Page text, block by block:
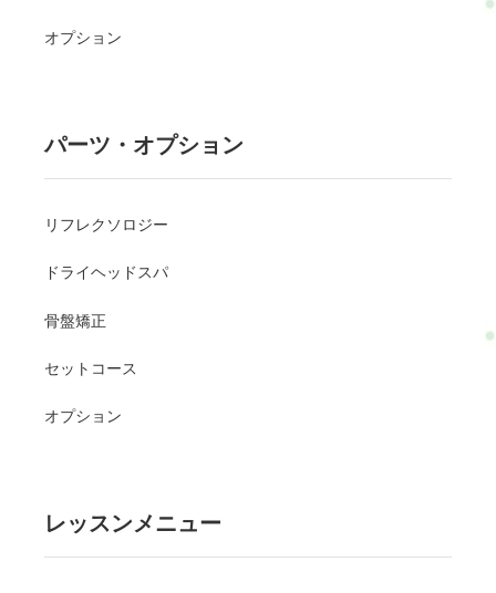
オプション
パーツ・オプション
リフレクソロジー
ドライヘッドスパ
骨盤矯正
セットコース
オプション
レッスンメニュー